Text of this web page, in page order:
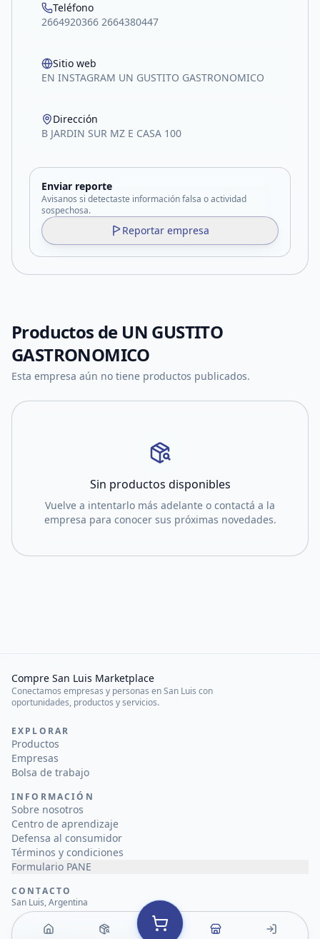
Teléfono
2664920366 2664380447
Sitio web
EN INSTAGRAM UN GUSTITO GASTRONOMICO
Dirección
B JARDIN SUR MZ E CASA 100
Enviar reporte
Avisanos si detectaste información falsa o actividad
sospechosa.
Reportar empresa
Productos de UN GUSTITO
GASTRONOMICO
Esta empresa aún no tiene productos publicados.
Sin productos disponibles
Vuelve a intentarlo más adelante o contactá a la
empresa para conocer sus próximas novedades.
Compre San Luis Marketplace
Conectamos empresas y personas en San Luis con
oportunidades, productos y servicios.
EXPLORAR
Productos
Empresas
Bolsa de trabajo
INFORMACIÓN
Sobre nosotros
Centro de aprendizaje
Defensa al consumidor
Términos y condiciones
Formulario PANE
CONTACTO
San Luis, Argentina